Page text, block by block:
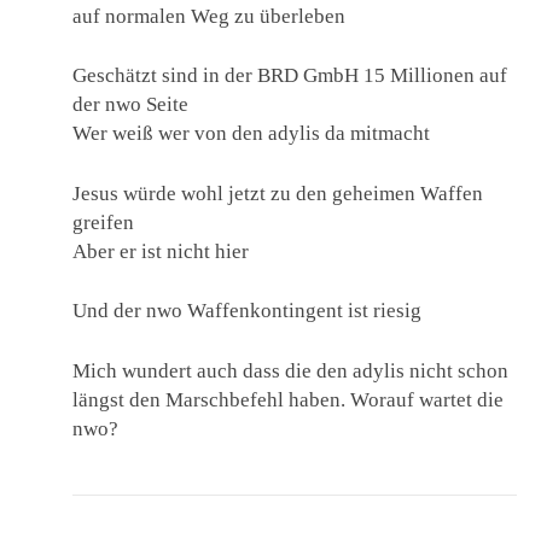
auf normalen Weg zu überleben
Geschätzt sind in der BRD GmbH 15 Millionen auf
der nwo Seite
Wer weiß wer von den adylis da mitmacht
Jesus würde wohl jetzt zu den geheimen Waffen
greifen
Aber er ist nicht hier
Und der nwo Waffenkontingent ist riesig
Mich wundert auch dass die den adylis nicht schon
längst den Marschbefehl haben. Worauf wartet die
nwo?